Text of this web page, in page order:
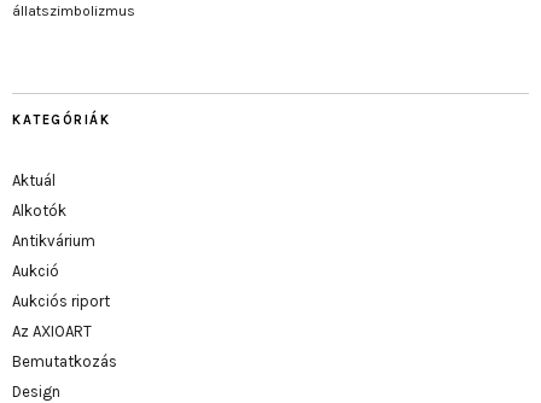
állatszimbolizmus
KATEGÓRIÁK
Aktuál
Alkotók
Antikvárium
Aukció
Aukciós riport
Az AXIOART
Bemutatkozás
Design